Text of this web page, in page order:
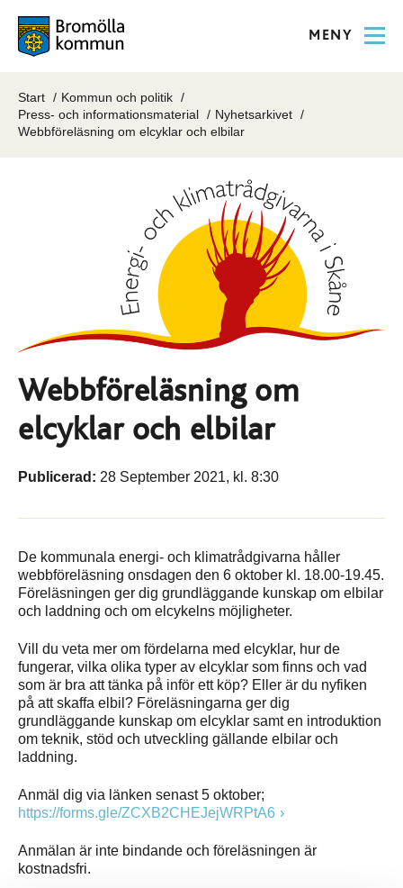
MENY
Start
Kommun och politik
Press- och informationsmaterial
Nyhetsarkivet
Webbföreläsning om elcyklar och elbilar
Webbföreläsning om
elcyklar och elbilar
Publicerad: 28 September 2021, kl. 8:30
De kommunala energi- och klimatrådgivarna håller
webbföreläsning onsdagen den 6 oktober kl. 18.00-19.45.
Föreläsningen ger dig grundläggande kunskap om elbilar
och laddning och om elcykelns möjligheter.
Vill du veta mer om fördelarna med elcyklar, hur de
fungerar, vilka olika typer av elcyklar som finns och vad
som är bra att tänka på inför ett köp? Eller är du nyfiken
på att skaffa elbil? Föreläsningarna ger dig
grundläggande kunskap om elcyklar samt en introduktion
om teknik, stöd och utveckling gällande elbilar och
laddning.
Anmäl dig via länken senast 5 oktober;
https://forms.gle/ZCXB2CHEJejWRPtA6
Anmälan är inte bindande och föreläsningen är
kostnadsfri.